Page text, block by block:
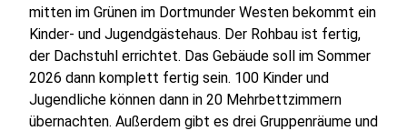
mitten im Grünen im Dortmunder Westen bekommt ein
Kinder- und Jugendgästehaus. Der Rohbau ist fertig,
der Dachstuhl errichtet. Das Gebäude soll im Sommer
2026 dann komplett fertig sein. 100 Kinder und
Jugendliche können dann in 20 Mehrbettzimmern
übernachten. Außerdem gibt es drei Gruppenräume und